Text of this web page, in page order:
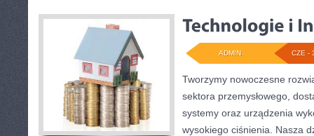
CZE -
ADMIN
Tworzymy nowoczesne
sektora przemysłowego,
systemy oraz urządzenia
wysokiego ciśnienia. Nasza